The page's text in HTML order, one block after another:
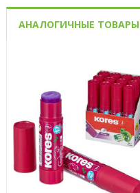
АНАЛОГИЧНЫЕ ТОВАРЫ